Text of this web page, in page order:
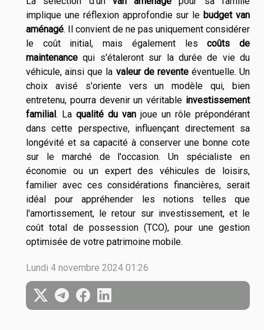
implique une réflexion approfondie sur lebudget van
aménagé. Il convient de ne pas uniquement considérer
le coût initial, mais également lescoûts de
maintenance qui s'étaleront sur la durée de vie du
véhicule, ainsi que la valeur de reventeéventuelle. Un
choix avisé s'oriente vers un modèle qui, bien
entretenu, pourra devenir un véritable investissement
familial. La qualité du van joue un rôle prépondérant
dans cette perspective, influençant directement sa
longévité et sa capacité à conserver une bonne cote
sur le marché de l'occasion. Un spécialiste en
économie ou un expert des véhicules de loisirs,
familier avec ces considérations financières, serait
idéal pour appréhender les notions telles que
l'amortissement, le retour sur investissement, et le
coût total de possession (TCO), pour une gestion
optimisée de votre patrimoine mobile.
Lundi 4 novembre 2024 01:26